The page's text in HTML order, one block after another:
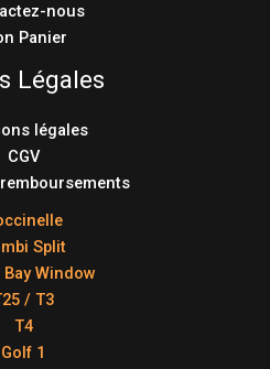
nous
Panier
Légales
légales
CGV
Split
Bay Window
/ T3
T4
Golf 1